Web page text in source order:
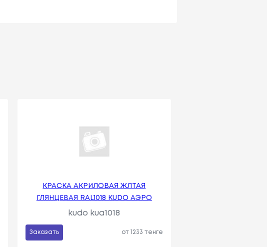
КРАСКА АКРИЛОВАЯ ЖЛТАЯ
ГЛЯНЦЕВАЯ RAL1018 KUDO АЭРО
kudo kua1018
Заказать от 1233 тенге